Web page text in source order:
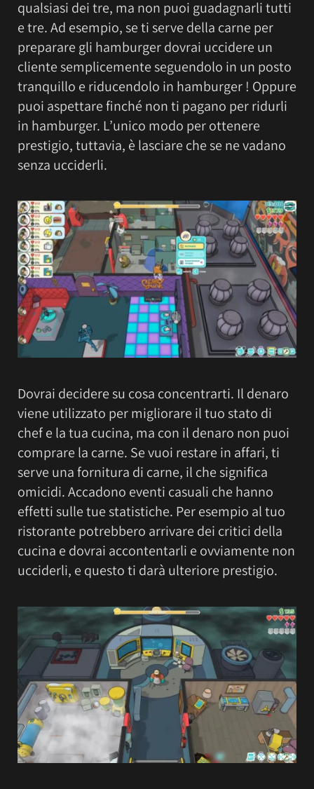
qualsiasi dei tre, ma non puoi guadagnarli tutti
e tre. Ad esempio, se ti serve della carne per
preparare gli hamburger dovrai uccidere un
cliente semplicemente seguendolo in un posto
tranquillo e riducendolo in hamburger ! Oppure
puoi aspettare finché non ti pagano per ridurli
in hamburger. L’unico modo per ottenere
prestigio, tuttavia, è lasciare che se ne vadano
senza ucciderli.
Dovrai decidere su cosa concentrarti. Il denaro
viene utilizzato per migliorare il tuo stato di
chef e la tua cucina, ma con il denaro non puoi
comprare la carne. Se vuoi restare in affari, ti
serve una fornitura di carne, il che significa
omicidi. Accadono eventi casuali che hanno
effetti sulle tue statistiche. Per esempio al tuo
ristorante potrebbero arrivare dei critici della
cucina e dovrai accontentarli e ovviamente non
ucciderli, e questo ti darà ulteriore prestigio.